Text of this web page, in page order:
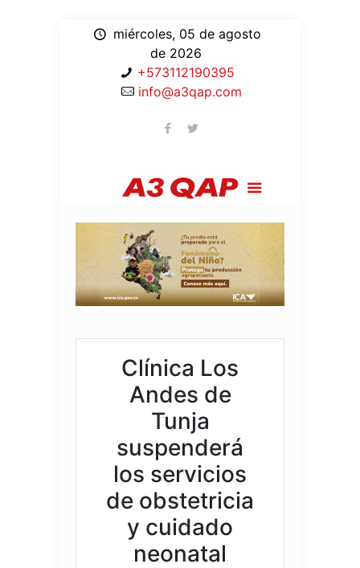
miércoles, 05 de agosto
de 2026
+573112190395
info@a3qap.com
Clínica Los
Andes de
Tunja
suspenderá
los servicios
de obstetricia
y cuidado
neonatal